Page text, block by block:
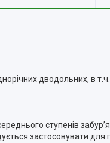
дводольних, в
ступенів
застосовувати для